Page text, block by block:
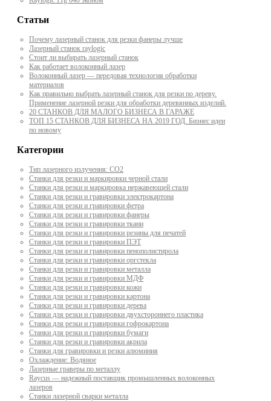
Статьи
Почему лазерный станок для резки фанеры лучше
Лазерный станок raylogic
Стоит ли выбирать лазерный станок
Как работает волоконный лазер
Волоконный лазер — передовая технология обработки
материалов
Как правильно выбрать лазерный станок для резки по дереву.
Применение лазерной резки для обработки деревянных изделий.
20 СТАНКОВ ДЛЯ МАЛОГО БИЗНЕСА В ГАРАЖЕ
ТОП 15 СТАНКОВ ДЛЯ БИЗНЕСА НА 2019 ГОД. Бизнес идеи
по новому
Категории
Тип лазерного излучения: СО2
Станки для резки и маркировки черной стали
Станки для резки и маркировка нержавеющей стали
Станки для резки и гравировки электрокартона
Станки для резки и гравировки фетра
Станки для резки и гравировки фанеры
Станки для резки и гравировки ткани
Станки для резки и гравировки резины для печатей
Станки для резки и гравировки ПЭТ
Станки для резки и гравировки пенополистирола
Станки для резки и гравировки оргстекла
Станки для резки и гравировки металла
Станки для резки и гравировки МДФ
Станки для резки и гравировки кожи
Станки для резки и гравировки картона
Станки для резки и гравировки дерева
Станки для резки и гравировки двухстороннего пластика
Станки для резки и гравировки гофрокартона
Станки для резки и гравировки бумаги
Станки для резки и гравировки акрила
Станки для гравировки и резки алюминия
Охлаждение: Водяное
Лазерные граверы по металлу
Raycus — надежный поставщик промышленных волоконных
лазеров
Cтанки лазерной сварки металла